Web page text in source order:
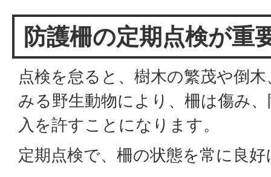
防護柵の定期点検が重
点検を怠ると、樹木の繁茂や倒
みる野生動物により、柵は傷み
入を許すことになります。
定期点検で、柵の状態を常に良